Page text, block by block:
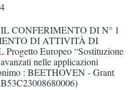
CONFERIMENTO DI N° 1
DI ATTIVITÀ DI
Europeo “Sostituzione
nelle applicazioni
: BEETHOVEN - Grant